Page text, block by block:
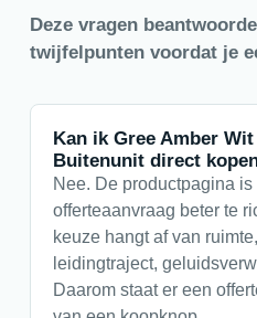
Deze vragen
twijfelpunten voordat je
Kan ik Gree Amber
Buitenunit direct
Nee. De productpagina
offerteaanvraag beter te
keuze hangt af van
leidingtraject,
Daarom staat er een